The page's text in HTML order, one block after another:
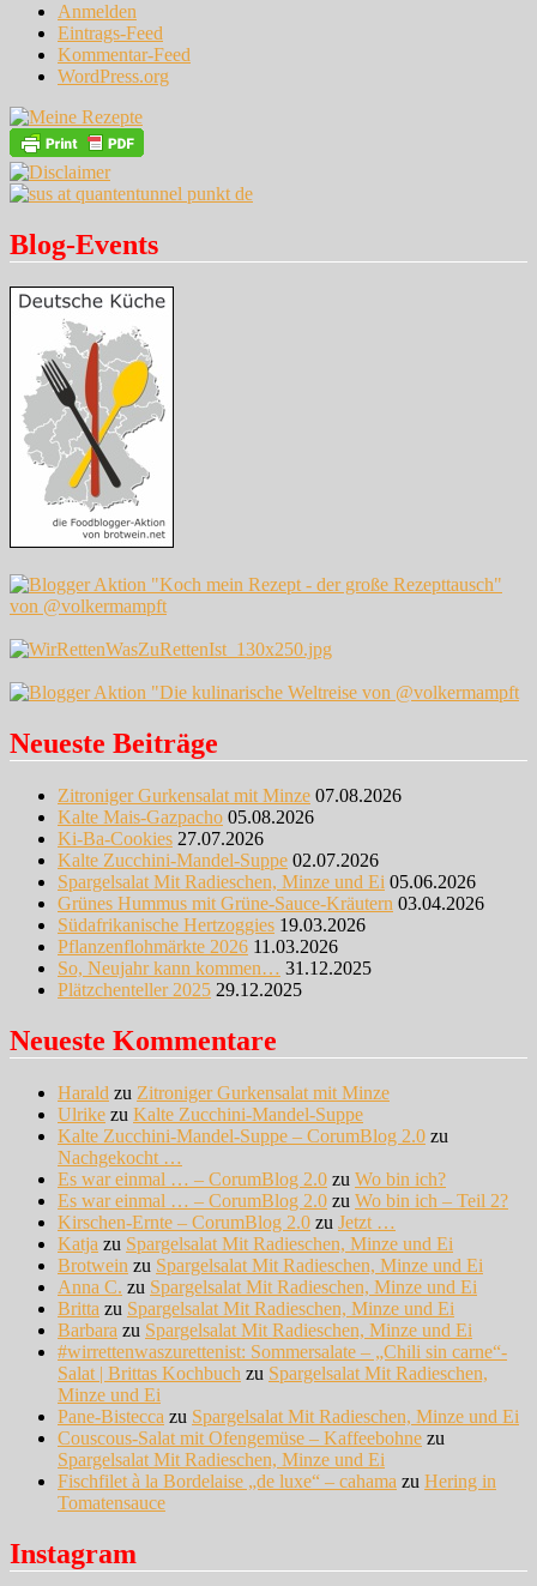
Anmelden
Eintrags-Feed
Kommentar-Feed
WordPress.org
Blog-Events
Neueste Beiträge
Zitroniger Gurkensalat mit Minze 07.08.2026
Kalte Mais-Gazpacho 05.08.2026
Ki-Ba-Cookies 27.07.2026
Kalte Zucchini-Mandel-Suppe 02.07.2026
Spargelsalat Mit Radieschen, Minze und Ei 05.06.2026
Grünes Hummus mit Grüne-Sauce-Kräutern 03.04.2026
Südafrikanische Hertzoggies 19.03.2026
Pflanzenflohmärkte 2026 11.03.2026
So, Neujahr kann kommen… 31.12.2025
Plätzchenteller 2025 29.12.2025
Neueste Kommentare
Harald zu Zitroniger Gurkensalat mit Minze
Ulrike zu Kalte Zucchini-Mandel-Suppe
Kalte Zucchini-Mandel-Suppe – CorumBlog 2.0 zu
Nachgekocht …
Es war einmal … – CorumBlog 2.0 zu Wo bin ich?
Es war einmal … – CorumBlog 2.0 zu Wo bin ich – Teil 2?
Kirschen-Ernte – CorumBlog 2.0 zu Jetzt …
Katja zu Spargelsalat Mit Radieschen, Minze und Ei
Brotwein zu Spargelsalat Mit Radieschen, Minze und Ei
Anna C. zu Spargelsalat Mit Radieschen, Minze und Ei
Britta zu Spargelsalat Mit Radieschen, Minze und Ei
Barbara zu Spargelsalat Mit Radieschen, Minze und Ei
#wirrettenwaszurettenist: Sommersalate – „Chili sin carne“-
Salat | Brittas Kochbuch zu Spargelsalat Mit Radieschen,
Minze und Ei
Pane-Bistecca zu Spargelsalat Mit Radieschen, Minze und Ei
Couscous-Salat mit Ofengemüse – Kaffeebohne zu
Spargelsalat Mit Radieschen, Minze und Ei
Fischfilet à la Bordelaise „de luxe“ – cahama zu Hering in
Tomatensauce
Instagram